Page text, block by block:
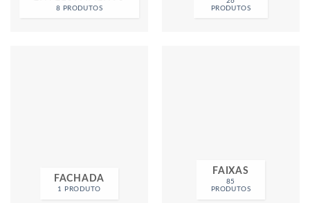
8 PRODUTOS
PRODUTOS
FACHADA
1 PRODUTO
FAIXAS
85
PRODUTOS